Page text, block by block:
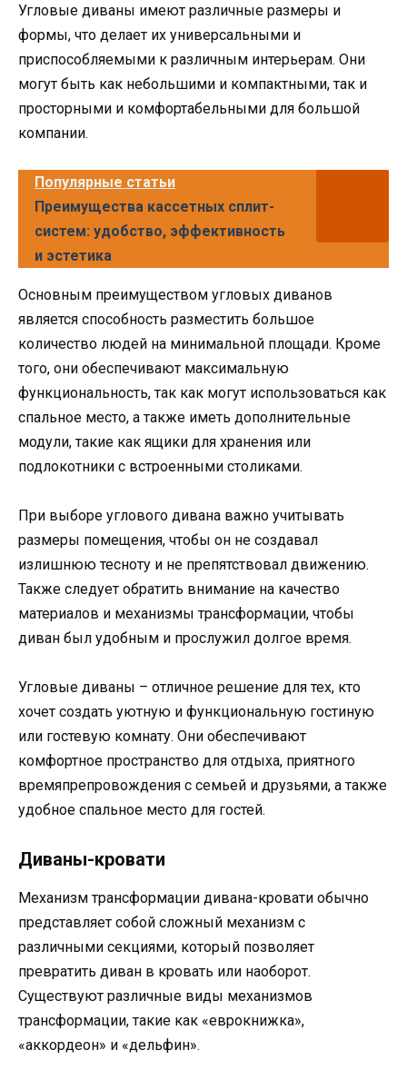
Угловые диваны имеют различные размеры и
формы, что делает их универсальными и
приспособляемыми к различным интерьерам. Они
могут быть как небольшими и компактными, так и
просторными и комфортабельными для большой
компании.
Популярные статьи
Преимущества кассетных сплит-
систем: удобство, эффективность
и эстетика
Основным преимуществом угловых диванов
является способность разместить большое
количество людей на минимальной площади. Кроме
того, они обеспечивают максимальную
функциональность, так как могут использоваться как
спальное место, а также иметь дополнительные
модули, такие как ящики для хранения или
подлокотники с встроенными столиками.
При выборе углового дивана важно учитывать
размеры помещения, чтобы он не создавал
излишнюю тесноту и не препятствовал движению.
Также следует обратить внимание на качество
материалов и механизмы трансформации, чтобы
диван был удобным и прослужил долгое время.
Угловые диваны – отличное решение для тех, кто
хочет создать уютную и функциональную гостиную
или гостевую комнату. Они обеспечивают
комфортное пространство для отдыха, приятного
времяпрепровождения с семьей и друзьями, а также
удобное спальное место для гостей.
Диваны-кровати
Механизм трансформации дивана-кровати обычно
представляет собой сложный механизм с
различными секциями, который позволяет
превратить диван в кровать или наоборот.
Существуют различные виды механизмов
трансформации, такие как «еврокнижка»,
«аккордеон» и «дельфин».